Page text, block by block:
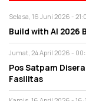
Selasa, 16 Juni 2026 -
Build with AI 2026
Jumat, 24 April 2026 -
Pos Satpam
Fasilitas